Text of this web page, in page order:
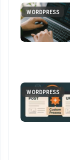
WORDPRESS
WORDPRESS